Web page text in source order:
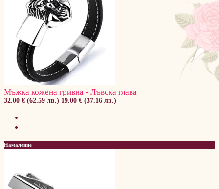
Мъжка кожена гривна - Лъвска глава
32.00 € (62.59 лв.) 19.00 € (37.16 лв.)
Намаление